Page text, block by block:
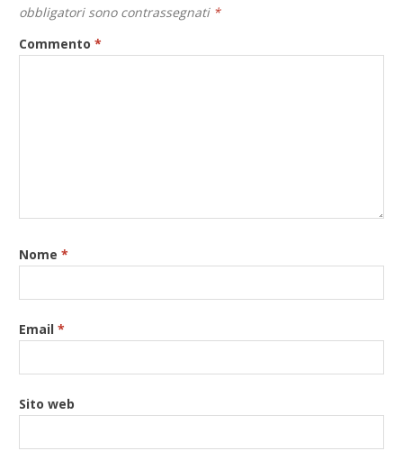
obbligatori sono contrassegnati *
Commento*
Nome*
Email*
Sito web